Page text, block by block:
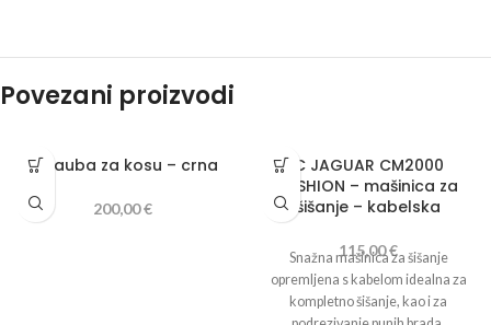
Povezani proizvodi
A Hauba za kosu – crna
200,00€
C JAGUAR CM2000
FUSHION – mašinica za
šišanje – kabelska
115,00€
Snažna mašinica za šišanje
opremljena s kabelom idealna za
kompletno šišanje, kao i za